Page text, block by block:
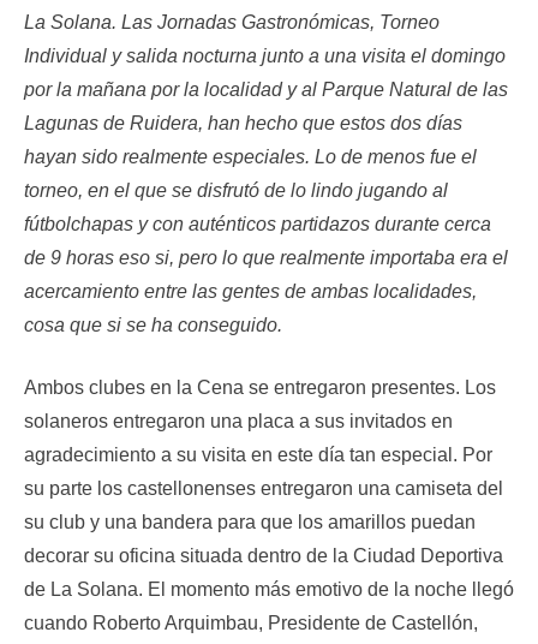
La Solana. Las Jornadas Gastronómicas, Torneo
Individual y salida nocturna junto a una visita el domingo
por la mañana por la localidad y al Parque Natural de las
Lagunas de Ruidera, han hecho que estos dos días
hayan sido realmente especiales. Lo de menos fue el
torneo, en el que se disfrutó de lo lindo jugando al
fútbolchapas y con auténticos partidazos durante cerca
de 9 horas eso si, pero lo que realmente importaba era el
acercamiento entre las gentes de ambas localidades,
cosa que si se ha conseguido.
Ambos clubes en la Cena se entregaron presentes. Los
solaneros entregaron una placa a sus invitados en
agradecimiento a su visita en este día tan especial. Por
su parte los castellonenses entregaron una camiseta del
su club y una bandera para que los amarillos puedan
decorar su oficina situada dentro de la Ciudad Deportiva
de La Solana. El momento más emotivo de la noche llegó
cuando Roberto Arquimbau, Presidente de Castellón,